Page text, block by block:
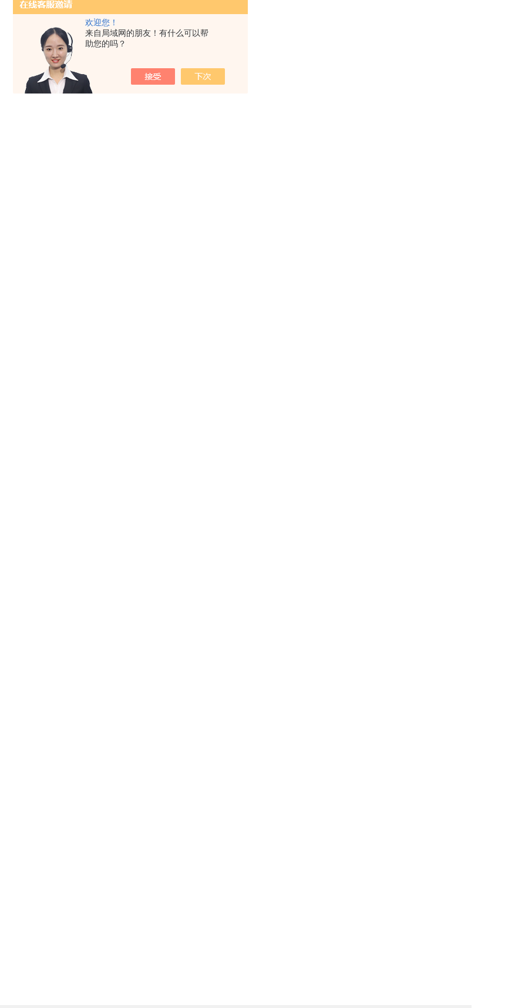
欢迎您！
来自局域网的朋友！有什么可以帮
助您的吗？